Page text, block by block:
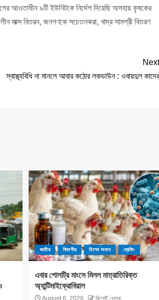
আওতাধীন ৯টি ইউনিটকে নির্দেশ দিয়েছি অসহায় কৃষকের
মাক্স বিতরন, জনগণকে সচেতনকরা, খাদ্র সামগ্রী বিতরণ
Next
স্বাস্থ্যবিধি না মানলে আবার কঠোর লকডাউন : ওবায়দুল কাদের
জাতীয় বিভাগীয় বিশেষ সংবাদ ব্রেকিং
এবার পোলট্রি মাংসে মিলল মাত্রাতিরিক্ত
অ্যান্টিমাইক্রোবিয়াল